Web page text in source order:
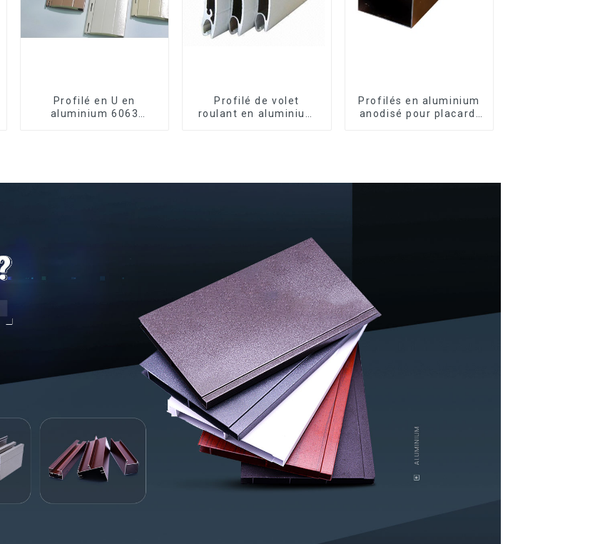
Profilé en U en
aluminium 6063
Profilé de volet
roulant en aluminium
Profilés en aluminium
anodisé pour placard,